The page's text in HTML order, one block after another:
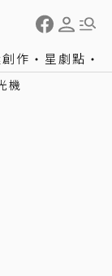
作 星劇點
機